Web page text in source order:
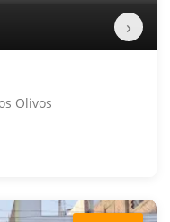
›
Olivos